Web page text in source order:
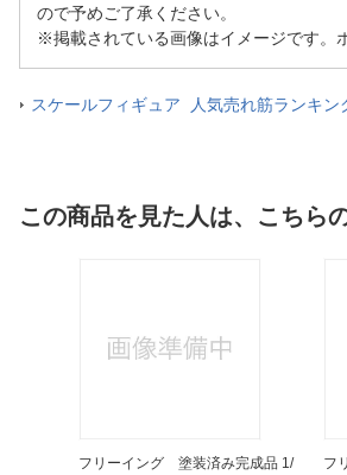
ので予めご了承ください。
※掲載されている画像はイメージです。
スケールフィギュア 人気売れ筋ランキン
この商品を見た人は、こちら
フリーイング 塗装済み完成品 1/
フ